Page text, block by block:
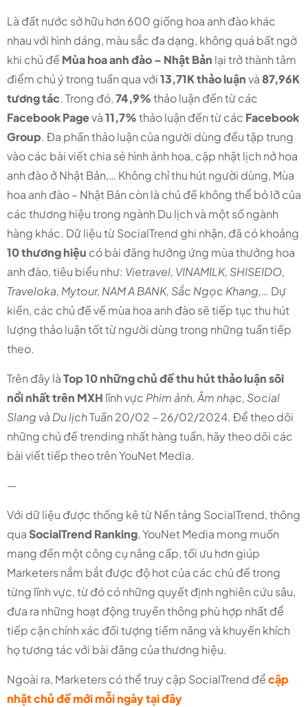
Là đất nước sở hữu hơn 600 giống hoa anh đào khác
nhau với hình dáng, màu sắc đa dạng, không quá bất ngờ
khi chủ đề Mùa hoa anh đào – Nhật Bản lại trở thành tâm
điểm chú ý trong tuần qua với13,71K thảo luậnvà87,96K
tương tác. Trong đó,74,9%thảo luận đến từ các
Facebook Pagevà11,7%thảo luận đến từ các Facebook
Group. Đa phần thảo luận của người dùng đều tập trung
vào các bài viết chia sẻ hình ảnh hoa, cập nhật lịch nở hoa
anh đào ở Nhật Bản,… Không chỉ thu hút người dùng, Mùa
hoa anh đào – Nhật Bản còn là chủ đề không thể bỏ lỡ của
các thương hiệu trong ngành Du lịch và một số ngành
hàng khác. Dữ liệu từ SocialTrend ghi nhận, đã có khoảng
10 thương hiệu có bài đăng hưởng ứng mùa thưởng hoa
anh đào, tiêu biểu như: Vietravel, VINAMILK, SHISEIDO,
Traveloka, Mytour, NAM A BANK, Sắc Ngọc Khang,… Dự
kiến, các chủ đề về mùa hoa anh đào sẽ tiếp tục thu hút
lượng thảo luận tốt từ người dùng trong những tuần tiếp
theo.
Trên đây làTop 10 những chủ đề thu hút thảo luận sôi
nổi nhất trên MXH lĩnh vực Phim ảnh, Âm nhạc, Social
Slang và Du lịchTuần 20/02 – 26/02/2024. Để theo dõi
những chủ đề trending nhất hàng tuần, hãy theo dõi các
bài viết tiếp theo trên YouNet Media.
—
Với dữ liệu được thống kê từ Nền tảng SocialTrend, thông
quaSocialTrend Ranking, YouNet Media mong muốn
mang đến một công cụ nâng cấp, tối ưu hơn giúp
Marketers nắm bắt được độ hot của các chủ đề trong
từng lĩnh vực, từ đó có những quyết định nghiên cứu sâu,
đưa ra những hoạt động truyền thông phù hợp nhất để
tiếp cận chính xác đối tượng tiềm năng và khuyến khích
họ tương tác với bài đăng của thương hiệu.
Ngoài ra, Marketers có thể truy cập SocialTrend đểcập
nhật chủ đề mới mỗi ngày tại đây